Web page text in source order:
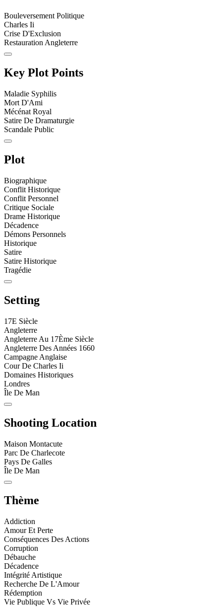
Bouleversement Politique
Charles Ii
Crise D'Exclusion
Restauration Angleterre
Key Plot Points
Maladie Syphilis
Mort D'Ami
Mécénat Royal
Satire De Dramaturgie
Scandale Public
Plot
Biographique
Conflit Historique
Conflit Personnel
Critique Sociale
Drame Historique
Décadence
Démons Personnels
Historique
Satire
Satire Historique
Tragédie
Setting
17E Siècle
Angleterre
Angleterre Au 17Ème Siècle
Angleterre Des Années 1660
Campagne Anglaise
Cour De Charles Ii
Domaines Historiques
Londres
Île De Man
Shooting Location
Maison Montacute
Parc De Charlecote
Pays De Galles
Île De Man
Thème
Addiction
Amour Et Perte
Conséquences Des Actions
Corruption
Débauche
Décadence
Intégrité Artistique
Recherche De L'Amour
Rédemption
Vie Publique Vs Vie Privée